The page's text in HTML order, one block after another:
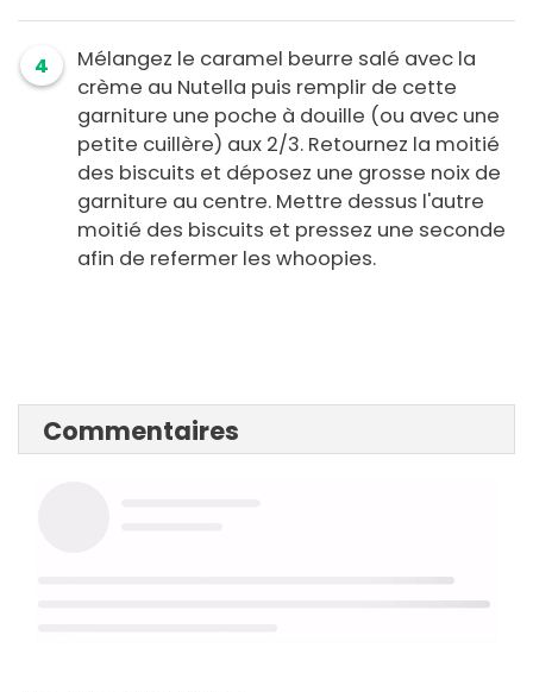
4
Mélangez le caramel beurre salé avec la
crème au Nutella puis remplir de cette
garniture une poche à douille (ou avec une
petite cuillère) aux 2/3. Retournez la moitié
des biscuits et déposez une grosse noix de
garniture au centre. Mettre dessus l'autre
moitié des biscuits et pressez une seconde
afin de refermer les whoopies.
Commentaires